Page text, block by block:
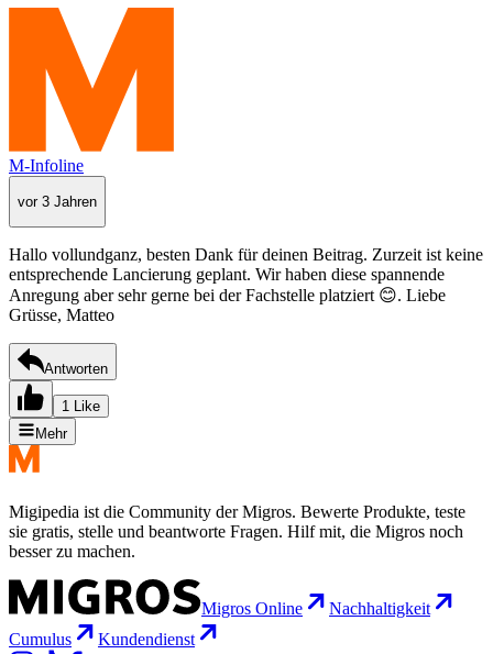
M-Infoline
vor 3 Jahren
Hallo vollundganz, besten Dank für deinen Beitrag. Zurzeit ist keine
entsprechende Lancierung geplant. Wir haben diese spannende
Anregung aber sehr gerne bei der Fachstelle platziert 😊. Liebe
Grüsse, Matteo
Antworten
1 Like
Mehr
Migipedia ist die Community der Migros. Bewerte Produkte, teste
sie gratis, stelle und beantworte Fragen. Hilf mit, die Migros noch
besser zu machen.
Migros Online
Nachhaltigkeit
Cumulus
Kundendienst